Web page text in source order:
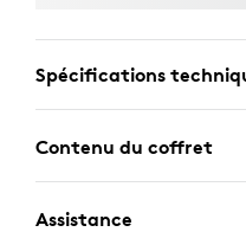
Spécifications
Contenu du coffret
Assistance